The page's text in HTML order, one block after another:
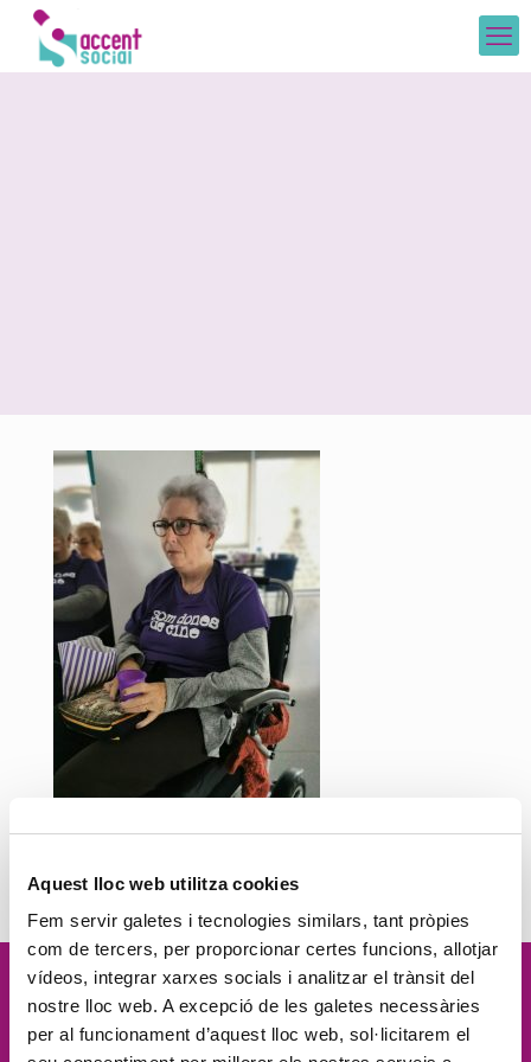
Aquest lloc web utilitza cookies
Fem servir galetes i tecnologies similars, tant pròpies
com de tercers, per proporcionar certes funcions, allotjar
vídeos, integrar xarxes socials i analitzar el trànsit del
nostre lloc web. A excepció de les galetes necessàries
per al funcionament d’aquest lloc web, sol·licitarem el
Montserrat
Vetllem per ladignitatde les